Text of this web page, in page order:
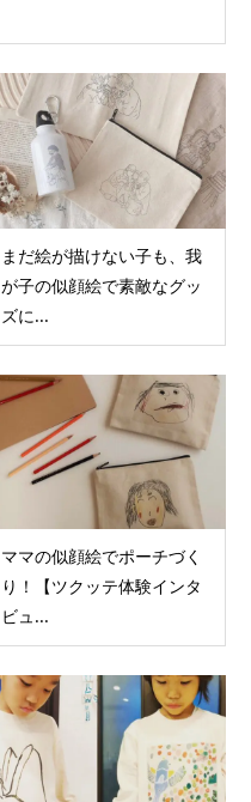
まだ絵が描けない子も、我
が子の似顔絵で素敵なグッ
ズに...
ママの似顔絵でポーチづく
り！【ツクッテ体験インタ
ビュ...